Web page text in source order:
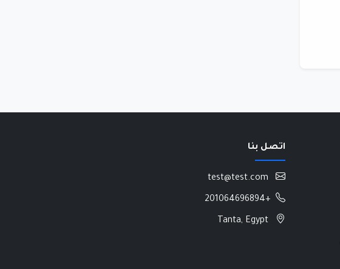
اتصل بنا
+201064696894